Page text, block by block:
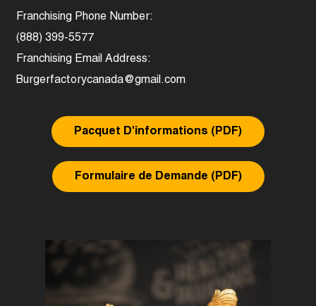
Franchising Phone Number:
(888) 399-5577
Franchising Email Address:
Burgerfactorycanada@gmail.com
Pacquet D'informations (PDF)
Formulaire de Demande (PDF)